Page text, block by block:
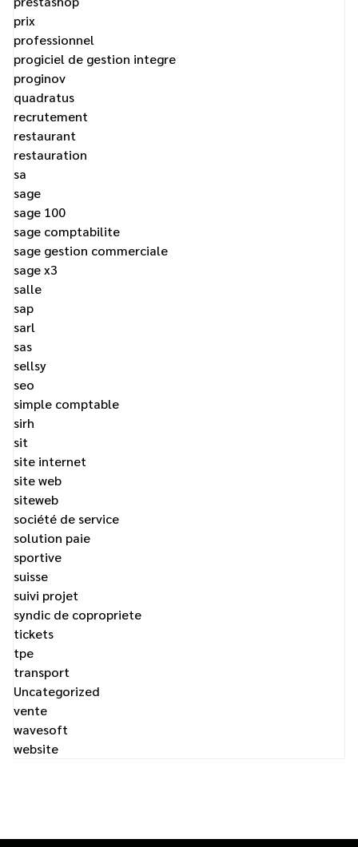
prix
professionnel
progiciel de gestion integre
proginov
quadratus
recrutement
restaurant
restauration
sa
sage
sage 100
sage comptabilite
sage gestion commerciale
sage x3
salle
sap
sarl
sas
sellsy
seo
simple comptable
sirh
sit
site internet
site web
siteweb
société de service
solution paie
sportive
suisse
suivi projet
syndic de copropriete
tickets
tpe
transport
Uncategorized
vente
wavesoft
website